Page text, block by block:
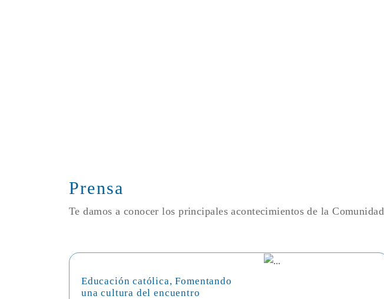
Prensa
Te damos a conocer los principales acontecimientos de la Comunidad
Educación católica, Fomentando
una cultura del encuentro